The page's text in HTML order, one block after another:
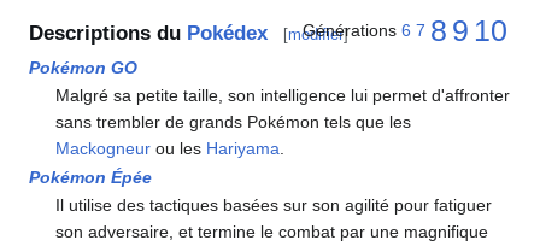
Descriptions du Pokédex [modifier]
Générations 6 7 8 9 10
Pokémon GO
Malgré sa petite taille, son intelligence lui permet d'affronter
sans trembler de grands Pokémon tels que les
Mackogneur ou les Hariyama.
Pokémon Épée
Il utilise des tactiques basées sur son agilité pour fatiguer
son adversaire, et termine le combat par une magnifique